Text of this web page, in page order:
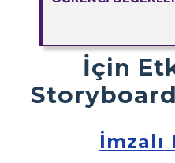
İçin
İmzalı